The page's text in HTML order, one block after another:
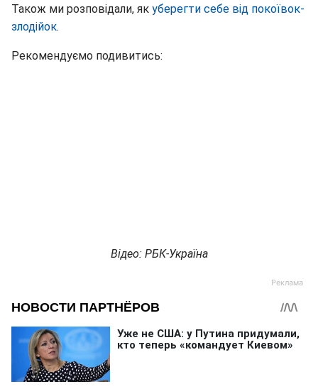
Також ми розповідали, як уберегти себе від покоївок-
злодійок.
Рекомендуємо подивитись:
Відео: РБК-Україна